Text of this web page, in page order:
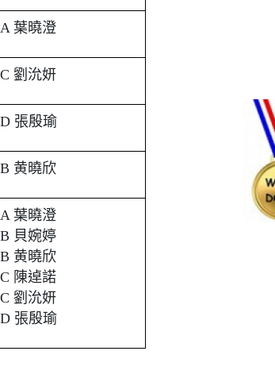
葉曉澄
劉沇妍
張殷瑜
黄曉欣
葉曉澄
貝婉婷
黄曉欣
陳逴諾
劉沇妍
張殷瑜